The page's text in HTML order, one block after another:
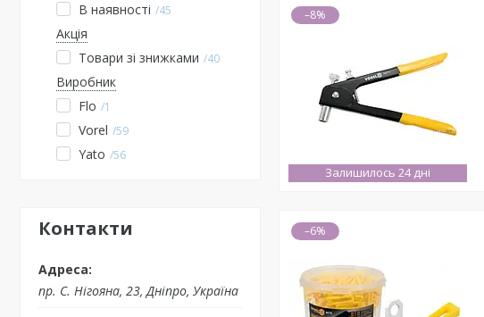
В наявності
45
Акція
Товари зі знижками
40
Виробник
Flo
1
Vorel 59
Yato 56
Контакти
пр. С. Нігояна, 23, Дніпро, Україна
–8%
Залишилось 24 дні
–6%